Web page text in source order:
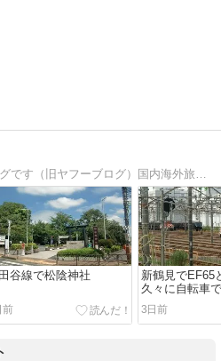
谷線で松陰神社
前
新鶴見でEF65
久々に自転車
3日前